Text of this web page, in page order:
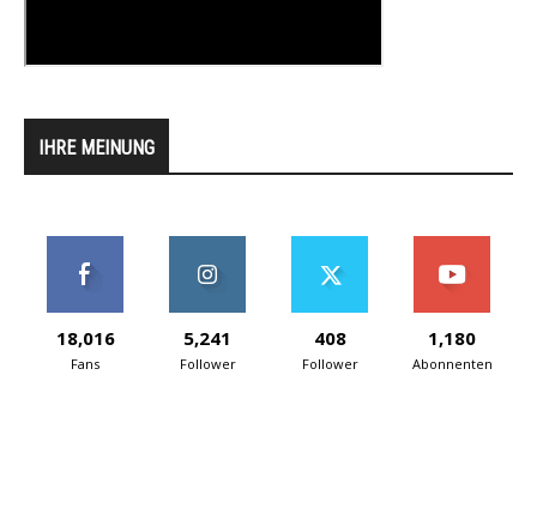
IHRE MEINUNG
18,016
Fans
5,241
Follower
408
Follower
1,180
Abonnenten